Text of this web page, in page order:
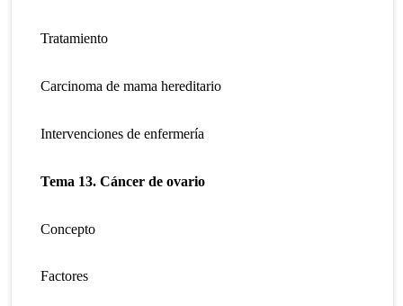
Tratamiento
Carcinoma de mama hereditario
Intervenciones de enfermería
Tema 13. Cáncer de ovario
Concepto
Factores